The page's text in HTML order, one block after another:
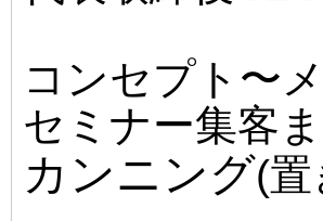
コンセプト〜
セミナー集客
カンニング(